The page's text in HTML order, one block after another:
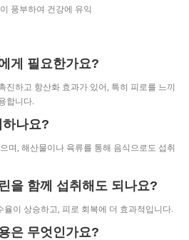
풍부하여 건강에 유익
게 필요한가요?
진하고 항산화 효과가 있어, 특히 피로를 느끼
합니다.
나요?
며, 해산물이나 육류를 통해 음식으로도 섭취
을 함께 섭취해도 되나요?
이 상승하고, 피로 회복에 더 효과적입니다.
은 무엇인가요?